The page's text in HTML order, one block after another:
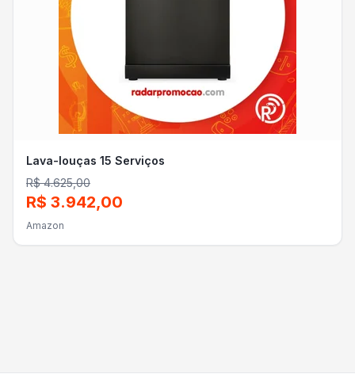
Lava-louças 15 Serviços
R$ 4.625,00
R$ 3.942,00
Amazon